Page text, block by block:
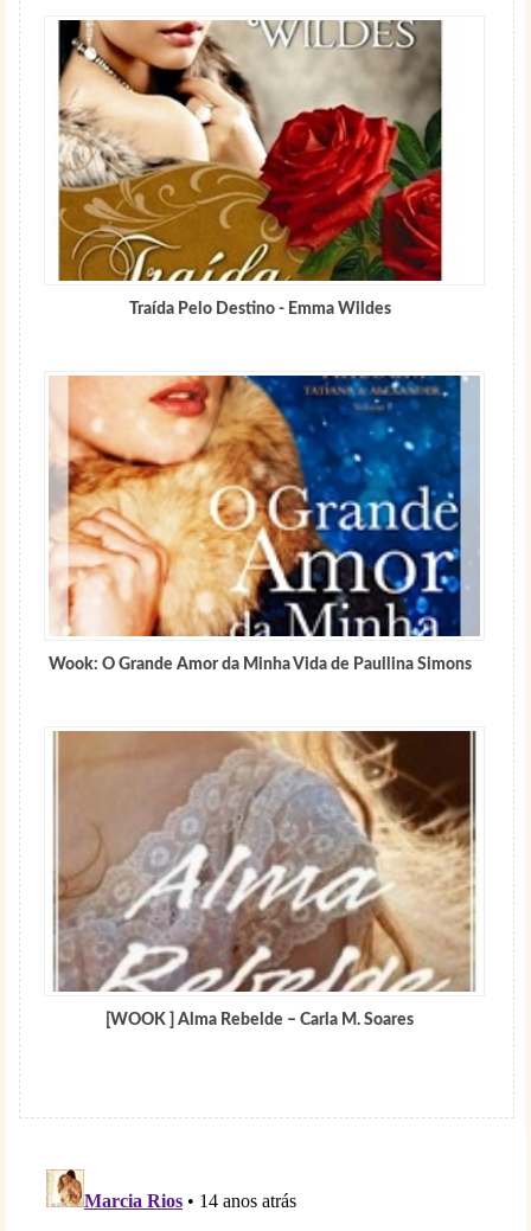
Traída Pelo Destino - Emma Wildes
Wook: O Grande Amor da Minha Vida de Paullina Simons
[WOOK ] Alma Rebelde – Carla M. Soares